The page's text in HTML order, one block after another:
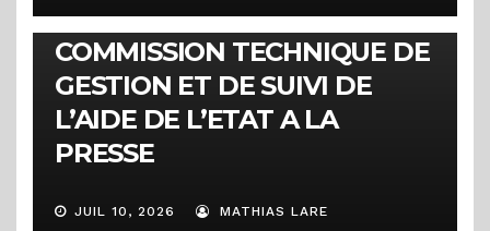
COMMUNIQUE DE LA
COMMISSION TECHNIQUE DE
GESTION ET DE SUIVI DE
L’AIDE DE L’ETAT A LA
PRESSE
JUIL 10, 2026 MATHIAS LARE
ACTUALITÉS